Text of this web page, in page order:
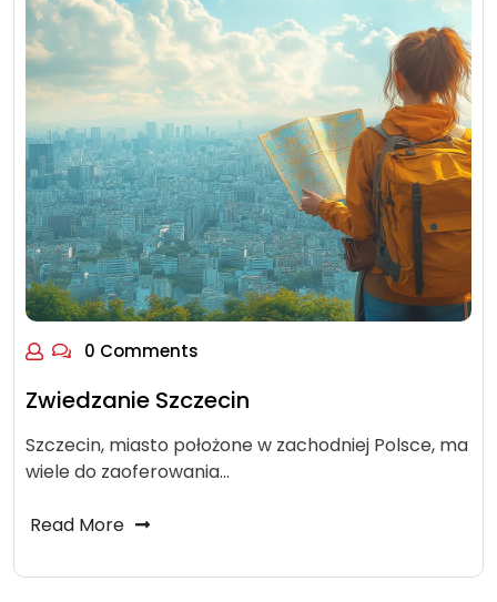
0 Comments
Zwiedzanie Szczecin
Szczecin, miasto położone w zachodniej Polsce, ma
wiele do zaoferowania…
Read More